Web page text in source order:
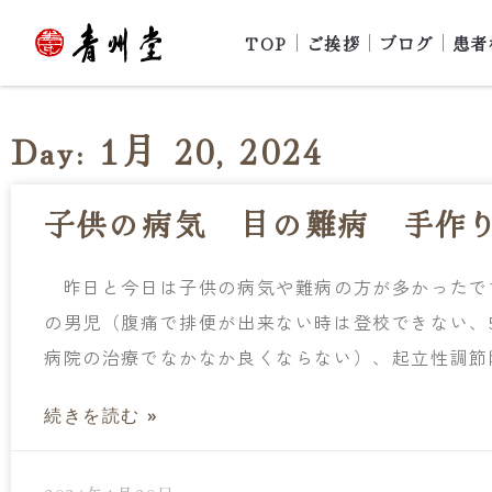
TOP ご挨拶 ブログ 患
Day: 1月 20, 2024
子供の病気 目の難病 手作
昨日と今日は子供の病気や難病の方が多かった
の男児（腹痛で排便が出来ない時は登校できない
病院の治療でなかなか良くならない）、起立性調
続きを読む »